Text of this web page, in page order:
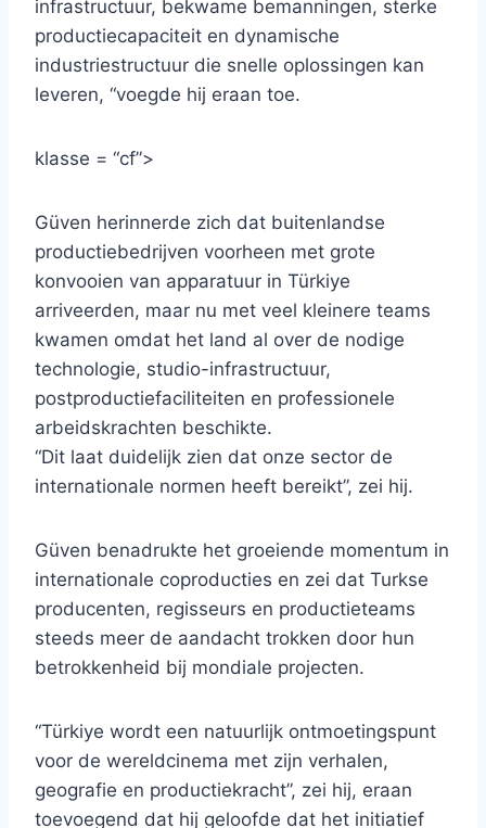
infrastructuur, bekwame bemanningen, sterke
productiecapaciteit en dynamische
industriestructuur die snelle oplossingen kan
leveren, “voegde hij eraan toe.
klasse = “cf”>
Güven herinnerde zich dat buitenlandse
productiebedrijven voorheen met grote
konvooien van apparatuur in Türkiye
arriveerden, maar nu met veel kleinere teams
kwamen omdat het land al over de nodige
technologie, studio-infrastructuur,
postproductiefaciliteiten en professionele
arbeidskrachten beschikte.
“Dit laat duidelijk zien dat onze sector de
internationale normen heeft bereikt”, zei hij.
Güven benadrukte het groeiende momentum in
internationale coproducties en zei dat Turkse
producenten, regisseurs en productieteams
steeds meer de aandacht trokken door hun
betrokkenheid bij mondiale projecten.
“Türkiye wordt een natuurlijk ontmoetingspunt
voor de wereldcinema met zijn verhalen,
geografie en productiekracht”, zei hij, eraan
toevoegend dat hij geloofde dat het initiatief